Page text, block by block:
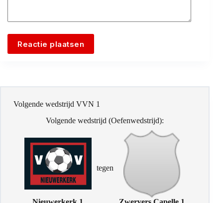
Reactie plaatsen
Volgende wedstrijd VVN 1
Volgende wedstrijd (Oefenwedstrijd):
tegen